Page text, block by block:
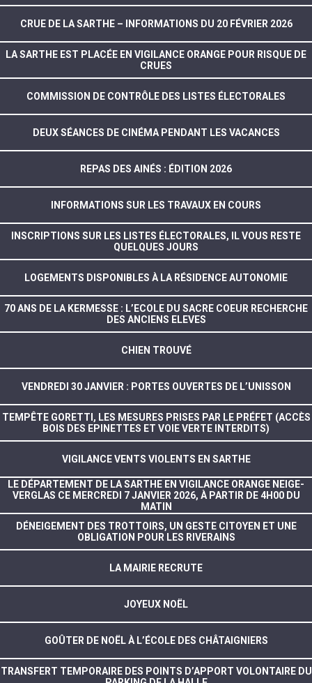
CRUE DE LA SARTHE – INFORMATIONS DU 20 FÉVRIER 2026
LA SARTHE EST PLACÉE EN VIGILANCE ORANGE POUR RISQUE DE
CRUES
COMMISSION DE CONTRÔLE DES LISTES ÉLECTORALES
DEUX SÉANCES DE CINÉMA PENDANT LES VACANCES
REPAS DES AINÉS : ÉDITION 2026
INFORMATIONS SUR LES TRAVAUX EN COURS
INSCRIPTIONS SUR LES LISTES ÉLECTORALES, IL VOUS RESTE
QUELQUES JOURS
LOGEMENTS DISPONIBLES À LA RÉSIDENCE AUTONOMIE
70 ANS DE LA KERMESSE : L’ECOLE DU SACRE COEUR RECHERCHE
DES ANCIENS ELEVES
CHIEN TROUVÉ
VENDREDI 30 JANVIER : PORTES OUVERTES DE L’UNISSON
TEMPÊTE GORETTI, LES MESURES PRISES PAR LE PRÉFET (ACCÈS
BOIS DES EPINETTES ET VOIE VERTE INTERDITS)
VIGILANCE VENTS VIOLENTS EN SARTHE
LE DÉPARTEMENT DE LA SARTHE EN VIGILANCE ORANGE NEIGE-
VERGLAS CE MERCREDI 7 JANVIER 2026, À PARTIR DE 4H00 DU
MATIN
DÉNEIGEMENT DES TROTTOIRS, UN GESTE CITOYEN ET UNE
OBLIGATION POUR LES RIVERAINS
LA MAIRIE RECRUTE
JOYEUX NOËL
GOÛTER DE NOËL À L’ÉCOLE DES CHÂTAIGNIERS
TRANSFERT TEMPORAIRE DES POINTS D’APPORT VOLONTAIRE DU